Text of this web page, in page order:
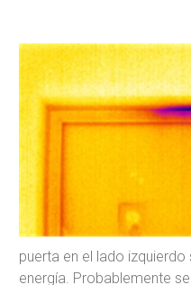
puerta en el lado
energía. Probablemente